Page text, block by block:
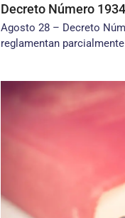
Decreto Número
Agosto 28 – Decreto
reglamentan